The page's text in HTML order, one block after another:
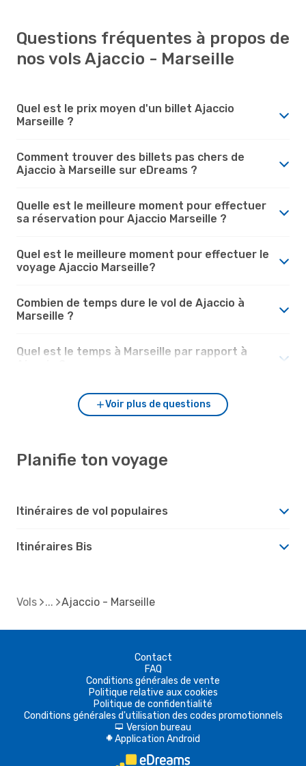
Questions fréquentes à propos de
nos vols Ajaccio - Marseille
Quel est le prix moyen d'un billet Ajaccio
Marseille ?
Comment trouver des billets pas chers de
Ajaccio à Marseille sur eDreams ?
Quelle est le meilleure moment pour effectuer
sa réservation pour Ajaccio Marseille ?
Quel est le meilleure moment pour effectuer le
voyage Ajaccio Marseille?
Combien de temps dure le vol de Ajaccio à
Marseille ?
Quel est le temps à Marseille par rapport à
Voir plus de questions
Planifie ton voyage
Itinéraires de vol populaires
Itinéraires Bis
Vols Ajaccio - Marseille
Contact
FAQ
Conditions générales de vente
Politique relative aux cookies
Politique de confidentialité
Conditions générales d'utilisation des codes promotionnels
d Version bureau
A Application Android